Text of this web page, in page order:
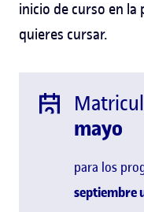
inicio de curso en la
quieres cursar.
mayo
para los
septiembre